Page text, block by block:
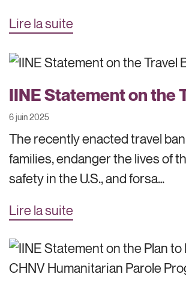
Lire la suite
IINE Statement on the
6 juin 2025
The recently enacted travel
families, endanger the lives of
safety in the U.S., and forsa…
Lire la suite